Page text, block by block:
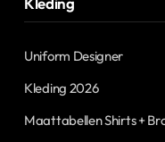
Uniform Designer
Kleding 2026
Maattabellen Shirts +